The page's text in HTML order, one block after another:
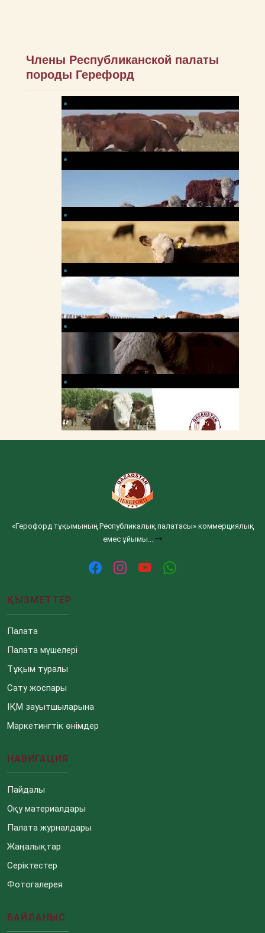
Члены Республиканской палаты
породы Герефорд
«Герофорд тұқымының Республикалық палатасы» коммерциялық
емес ұйымы...
ҚЫЗМЕТТЕР
Палата
Палата мүшелері
Тұқым туралы
Сату жоспары
ІҚМ зауытшыларына
Маркетингтік өнімдер
НАВИГАЦИЯ
Пайдалы
Оқу материалдары
Палата журналдары
Жаңалықтар
Серіктестер
Фотогалерея
БАЙЛАНЫС